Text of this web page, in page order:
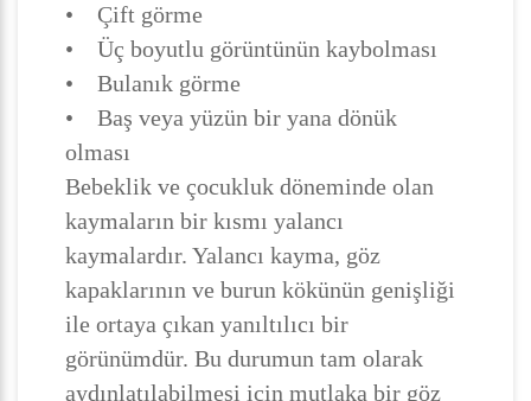
• Çift görme
• Üç boyutlu görüntünün kaybolması
• Bulanık görme
• Baş veya yüzün bir yana dönük
olması
Bebeklik ve çocukluk döneminde olan
kaymaların bir kısmı yalancı
kaymalardır. Yalancı kayma, göz
kapaklarının ve burun kökünün genişliği
ile ortaya çıkan yanıltılıcı bir
görünümdür. Bu durumun tam olarak
aydınlatılabilmesi için mutlaka bir göz